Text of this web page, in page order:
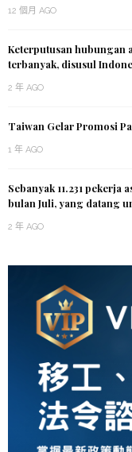
12 個月 AGO
Keterputusan hubungan
terbanyak, disusul
2 年 AGO
Taiwan Gelar Promosi
1 年 AGO
Sebanyak 11.231
bulan Juli, yang datang
2 年 AGO